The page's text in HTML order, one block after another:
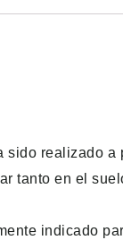
realizado
tanto en el
indicado